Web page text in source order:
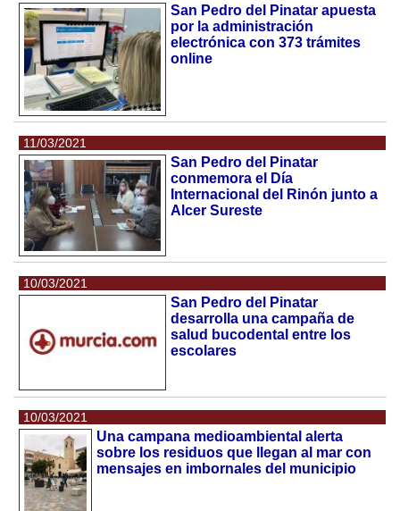
San Pedro del Pinatar apuesta
por la administración
electrónica con 373 trámites
online
11/03/2021
San Pedro del Pinatar
conmemora el Día
Internacional del Rinón junto a
Alcer Sureste
10/03/2021
San Pedro del Pinatar
desarrolla una campaña de
salud bucodental entre los
escolares
10/03/2021
Una campana medioambiental alerta
sobre los residuos que llegan al mar con
mensajes en imbornales del municipio